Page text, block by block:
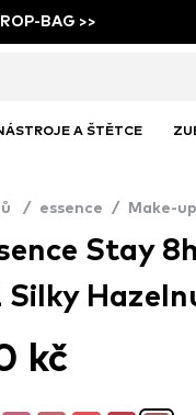
BAG >>
A ŠTĚTCE
/ essence / Make-up
Stay
Silky
kč